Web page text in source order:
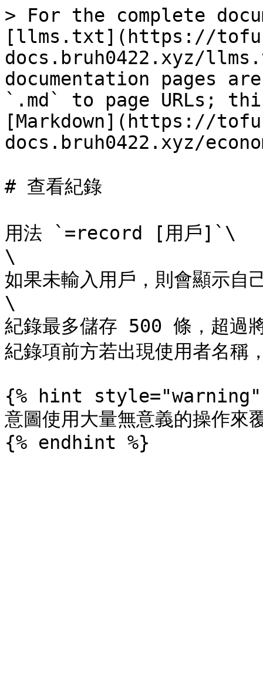
> For the complete
[llms.txt](https://
docs.bruh0422.xyz/
documentation pages
`.md` to page URLs;
[Markdown](https://
docs.bruh0422.xyz/
# 查看紀錄
用法 `=record [用戶]`\
\
如果未輸入用戶，則會顯示自
\
紀錄最多儲存 500 條，超過
紀錄項前方若出現使用者名稱
{% hint style="warning"
意圖使用大量無意義的操作來